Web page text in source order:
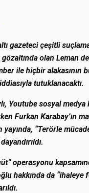
gazeteci çeşitli
gözaltında olan Leman
ile hiçbir alakasının
tutuklanacaktı.
Youtube sosyal medya
Furkan Karabay’ın
yayında, “Terörle
operasyonu
hakkında da “ihaleye